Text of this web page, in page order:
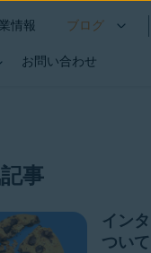
情報 ブログ
お問い合わせ
事
イン
つい